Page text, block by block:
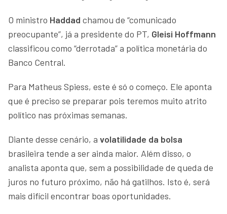
O ministro Haddad chamou de “comunicado
preocupante”, já a presidente do PT, Gleisi Hoffmann
classificou como “derrotada” a política monetária do
Banco Central.
Para Matheus Spiess, este é só o começo. Ele aponta
que é preciso se preparar pois teremos muito atrito
político nas próximas semanas.
Diante desse cenário, a volatilidade da bolsa
brasileira tende a ser ainda maior. Além disso, o
analista aponta que, sem a possibilidade de queda de
juros no futuro próximo, não há gatilhos. Isto é, será
mais difícil encontrar boas oportunidades.